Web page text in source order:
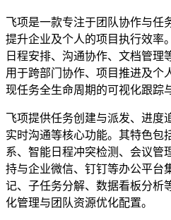
飞项是一款专注于团队协作与任
提升企业及个人的项目执行效率
日程安排、沟通协作、文档管理
用于跨部门协作、项目推进及个
现任务全生命周期的可视化跟踪
飞项提供任务创建与派发、进度
实时沟通等核心功能。其特色包
系、智能日程冲突检测、会议管
持与企业微信、钉钉等办公平台
记、子任务分解、数据看板分析
化管理与团队资源优化配置。